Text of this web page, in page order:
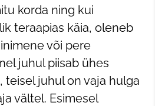
korda ning kui
teraapias käia, oleneb
või pere
juhul piisab ühes
teisel juhul on vaja hulga
vältel. Esimesel